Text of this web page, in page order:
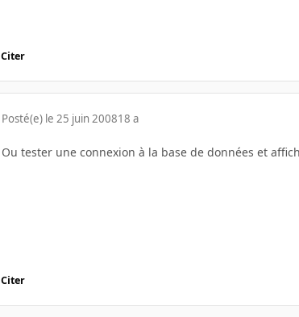
Citer
Posté(e) le 25 juin 200818 a
Ou tester une connexion à la base de données et
Citer